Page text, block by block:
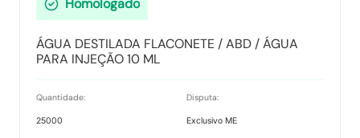
Homologado
ÁGUA DESTILADA FLACONETE / ABD / ÁGUA
PARA INJEÇÃO 10 ML
Quantidade:
25000
Disputa:
Exclusivo ME